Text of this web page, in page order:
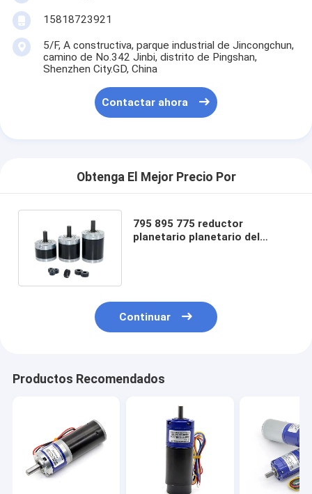
15818723921
5/F, A constructiva, parque industrial de Jincongchun,
camino de No.342 Jinbi, distrito de Pingshan,
Shenzhen City.GD, China
Contactar ahora
Obtenga El Mejor Precio Por
795 895 775 reductor
planetario planetario del
Continuar
Productos Recomendados